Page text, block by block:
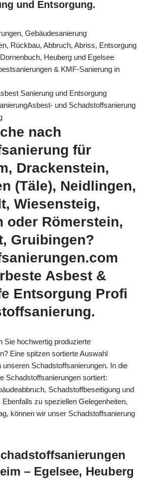
und Entsorgung.
Gebäudesanierung
Rückbau, Abbruch, Abriss, Entsorgung
Heuberg und Egelsee
& KMF-Sanierung in
Sanierung und Entsorgung
und Schadstoffsanierung
nach
für
Drackenstein,
(Täle), Neidlingen,
Wiesensteig,
oder Römerstein,
Gruibingen?
Asbest &
Entsorgung Profi
Sie hochwertig produzierte
Eine spitzen sortierte Auswahl
unseren Schadstoffsanierungen. In die
Schadstoffsanierungen sortiert:
Schadstoffbeseitigung und
zu speziellen Gelegenheiten,
können wir unser Schadstoffsanierung
– Egelsee, Heuberg